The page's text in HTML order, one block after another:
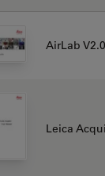
AirLab
Leica